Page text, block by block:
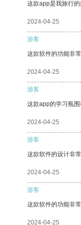
这款app是我旅行的
2024-04-25
游客
这款软件的功能非
2024-04-25
游客
这款app的学习氛围
2024-04-25
游客
这款软件的设计非
2024-04-25
游客
这款软件的功能非
2024-04-25